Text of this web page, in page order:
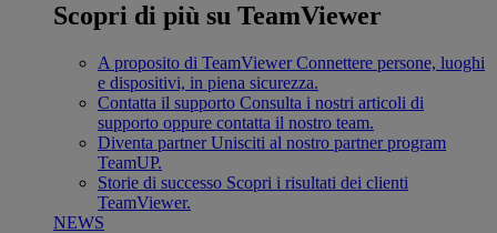
Scopri di più su TeamViewer
A proposito di TeamViewer Connettere persone, luoghi
e dispositivi, in piena sicurezza.
Contatta il supporto Consulta i nostri articoli di
supporto oppure contatta il nostro team.
Diventa partner Unisciti al nostro partner program
TeamUP.
Storie di successo Scopri i risultati dei clienti
TeamViewer.
NEWS